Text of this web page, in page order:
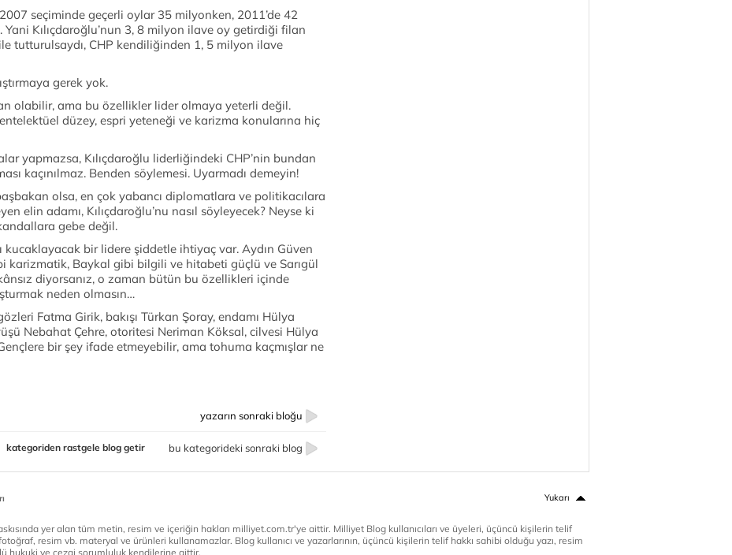
seçiminde geçerli oylar 35 milyonken, 2011’de 42
Yani Kılıçdaroğlu’nun 3, 8 milyon ilave oy getirdiği filan
tutturulsaydı, CHP kendiliğinden 1, 5 milyon ilave
gerek yok.
olabilir, ama bu özellikler lider olmaya yeterli değil.
düzey, espri yeteneği ve karizma konularına hiç
yapmazsa, Kılıçdaroğlu liderliğindeki CHP’nin bundan
kaçınılmaz. Benden söylemesi. Uyarmadı demeyin!
olsa, en çok yabancı diplomatlara ve politikacılara
elin adamı, Kılıçdaroğlu’nu nasıl söyleyecek? Neyse ki
gebe değil.
kucaklayacak bir lidere şiddetle ihtiyaç var. Aydın Güven
karizmatik, Baykal gibi bilgili ve hitabeti güçlü ve Sarıgül
diyorsanız, o zaman bütün bu özellikleri içinde
neden olmasın…
Fatma Girik, bakışı Türkan Şoray, endamı Hülya
Nebahat Çehre, otoritesi Neriman Köksal, cilvesi Hülya
bir şey ifade etmeyebilir, ama tohuma kaçmışlar ne
yazarın sonraki bloğu
bu kategorideki sonraki blog
kategoriden rastgele blog getir
Yukarı
yer alan tüm metin, resim ve içeriğin hakları milliyet.com.tr'ye aittir. Milliyet Blog kullanıcıları ve üyeleri, üçüncü kişilerin telif
resim vb. materyal ve ürünleri kullanamazlar. Blog kullanıcı ve yazarlarının, üçüncü kişilerin telif hakkı sahibi olduğu yazı, resim
hukuki ve cezai sorumluluk kendilerine aittir.